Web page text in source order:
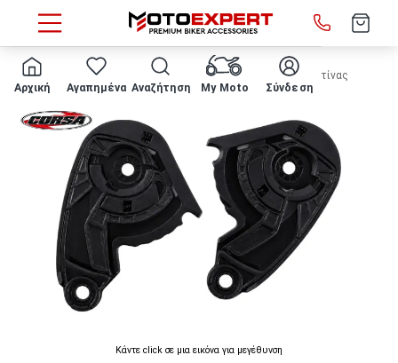
Αρχική Αγαπημένα Αναζήτηση My Moto Σύνδεση
ΑΝΤΑΛΛΑΚΤΙΚΟ CORSA - CN112 βάσεις ζελατίνας
Κάντε click σε μια εικόνα για μεγέθυνση